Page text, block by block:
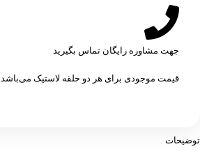
جهت مشاوره رایگان تماس بگیرید
قیمت موجودی برای هر دو حلقه لاستیک می‌باشد
توضیحات